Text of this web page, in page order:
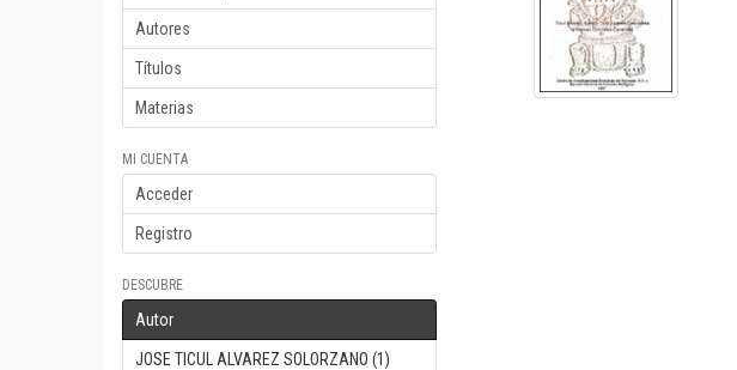
Autores
Títulos
Materias
MI CUENTA
Acceder
Registro
DESCUBRE
Autor
JOSE TICUL ALVAREZ SOLORZANO (1)